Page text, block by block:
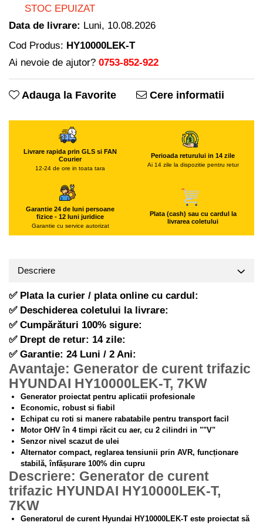
Piese si consumabile pentru
Tocatoare fan, crengi, tulpini
Freze de zapada
Freze si carote
Generatoare
Lampi solare
Masini de slefuit
Malaxoare
Masini de tencuit
Masini de taiat placi ceramice /
gresie / faianta / parchet
Masini de canelat
Motoare termice
Pistoale de impact electrice si
Pistoale de vopsit
Prelungitoare
Polizoare electrice de banc si
unghiulare
Rindele si freze pentru lemn
Redresoare auto - roboti de
pornire
Suflante cu aer cald
Scari metalice
Strungurii
Scule cu acumulator
Scule pentru electricieni
Truse de scule
Convectoare
Purificatoare aer
Radiatoare
Sobe pe gaz
Ventilatoare
Ventilatoare Industriale
Chiuvete bucatarie
Deshidratoare
Dozatoare de apa
Fiare de calcat / Mese pentru
Forme de prajituri
Hote Telescopice
Hote Incorporabile
Hote Country
Hote Insula
Hote Cupolare
Accesorii, consumabile hote
Masini de tocat carne
Masini de carnati ( CARNATARI )
Masini de spalat vase
Masini de spalat vase incorporabile
Masini de spalat vase independente
Masini de spalat rufe
Masini de spalat rufe frontale
Masini de spalat rufe verticale
Masini de spalat rufe incorporabile
STOC EPUIZAT
Data de livrare: Luni, 10.08.2026
Cod Produs: HY10000LEK-T
Ai nevoie de ajutor? 0753-852-922
Adauga la Favorite Cere informatii
Livrare rapida prin GLS si FAN
Courier
12-24 de ore in toata tara
Perioada returului in 14 zile
Ai 14 zile la dispozitie pentru retur
Garantie 24 de luni persoane
fizice - 12 luni juridice
Garantie cu service autorizat
Plata (cash) sau cu cardul la
livrarea coletului
Descriere
✅ Plata la curier / plata online cu cardul:
✅ Deschiderea coletului la livrare:
✅ Cumpărături 100% sigure:
✅ Drept de retur: 14 zile:
✅ Garantie: 24 Luni / 2 Ani:
Avantaje: Generator de curent trifazic
HYUNDAI HY10000LEK-T, 7KW
Generator proiectat pentru aplicatii profesionale
Economic, robust si fiabil
Echipat cu roti si manere rabatabile pentru transport facil
Motor OHV în 4 timpi răcit cu aer, cu 2 cilindri in ""V"
Senzor nivel scazut de ulei
Alternator compact, reglarea tensiunii prin AVR, funcționare
stabilă, înfășurare 100% din cupru
Descriere: Generator de curent
trifazic HYUNDAI HY10000LEK-T,
7KW
Generatorul de curent Hyundai HY10000LEK-T este proiectat să